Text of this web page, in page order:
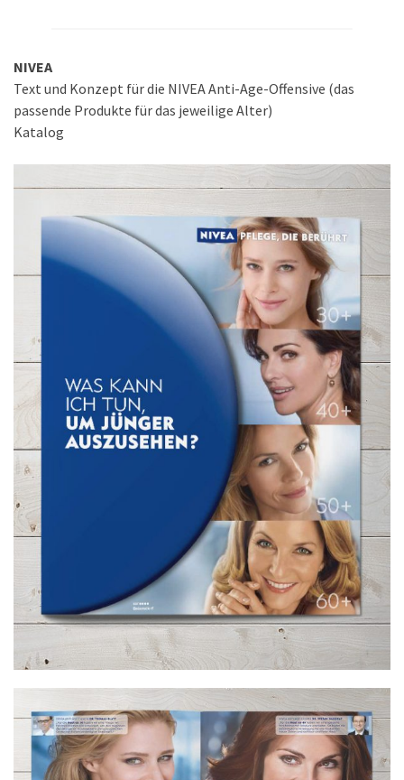
NIVEA
Text und Konzept für die NIVEA Anti-Age-Offensive (das
passende Produkte für das jeweilige Alter)
Katalog